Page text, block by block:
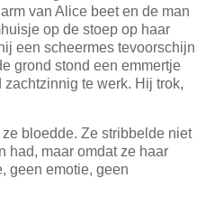
van Alice beet en de man
op de stoep op haar
een scheermes tevoorschijn
grond stond een emmertje
te werk. Hij trok,
bloedde. Ze stribbelde niet
had, maar omdat ze haar
geen emotie, geen